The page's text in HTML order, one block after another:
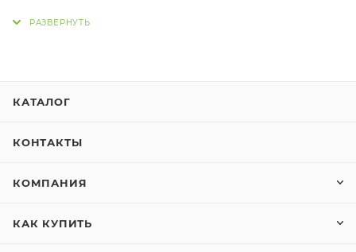
КАТАЛОГ
КОНТАКТЫ
КОМПАНИЯ
КАК КУПИТЬ